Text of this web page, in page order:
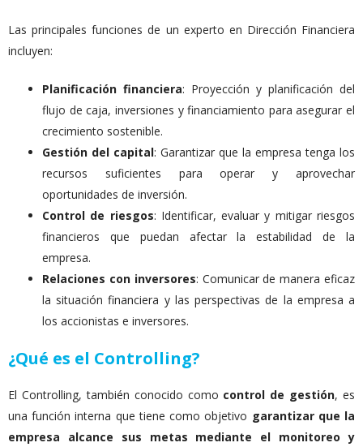
Las principales funciones de un experto en Dirección Financiera
incluyen:
Planificación financiera: Proyección y planificación del
flujo de caja, inversiones y financiamiento para asegurar el
crecimiento sostenible.
Gestión del capital: Garantizar que la empresa tenga los
recursos suficientes para operar y aprovechar
oportunidades de inversión.
Control de riesgos: Identificar, evaluar y mitigar riesgos
financieros que puedan afectar la estabilidad de la
empresa.
Relaciones con inversores: Comunicar de manera eficaz
la situación financiera y las perspectivas de la empresa a
los accionistas e inversores.
¿Qué es el Controlling?
El Controlling, también conocido como control de gestión, es
una función interna que tiene como objetivo garantizar que la
empresa alcance sus metas mediante el monitoreo y